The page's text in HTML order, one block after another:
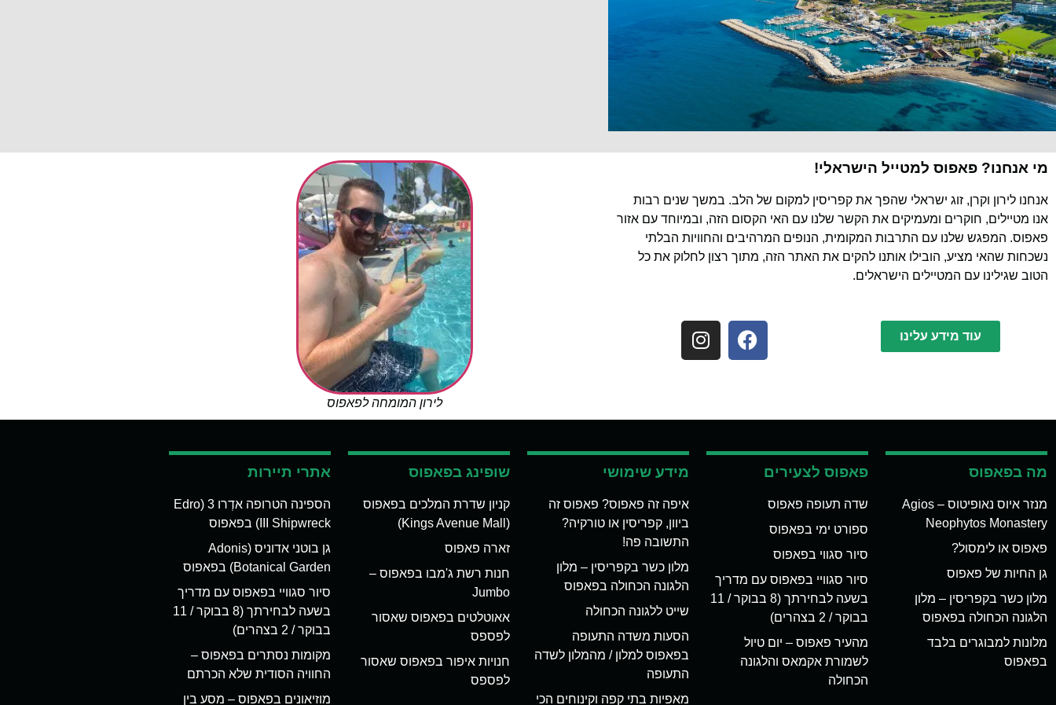
מי אנחנו? פאפוס למטייל הישראלי!
אנחנו לירון וקרן, זוג ישראלי שהפך את קפריסין למקום של הלב. במשך שנים רבות
אנו מטיילים, חוקרים ומעמיקים את הקשר שלנו עם האי הקסום הזה, ובמיוחד עם אזור
פאפוס. המפגש שלנו עם התרבות המקומית, הנופים המרהיבים והחוויות הבלתי
נשכחות שהאי מציע, הובילו אותנו להקים את האתר הזה, מתוך רצון לחלוק את כל
הטוב שגילינו עם המטיילים הישראלים.
עוד מידע עלינו
לירון המומחה לפאפוס
מה בפאפוס
מנזר איוס נאופיטוס – Agios
Neophytos Monastery
פאפוס או לימסול?
גן החיות של פאפוס
מלון כשר בקפריסין – מלון
הלגונה הכחולה בפאפוס
מלונות למבוגרים בלבד
בפאפוס
פאפוס לצעירים
שדה תעופה פאפוס
ספורט ימי בפאפוס
סיור סגווי בפאפוס
סיור סגוויי בפאפוס עם מדריך
בשעה לבחירתך (8 בבוקר / 11
בבוקר / 2 בצהרים)
מהעיר פאפוס – יום טיול
לשמורת אקמאס והלגונה
הכחולה
מידע שימושי
איפה זה פאפוס? פאפוס זה
ביוון, קפריסין או טורקיה?
התשובה פה!
מלון כשר בקפריסין – מלון
הלגונה הכחולה בפאפוס
שייט ללגונה הכחולה
הסעות משדה התעופה
בפאפוס למלון / מהמלון לשדה
התעופה
מאפיות בתי קפה וקינוחים הכי
שופינג בפאפוס
קניון שדרת המלכים בפאפוס
(Kings Avenue Mall)
זארה פאפוס
חנות רשת ג'מבו בפאפוס –
Jumbo
אאוטלטים בפאפוס שאסור
לפספס
חנויות איפור בפאפוס שאסור
לפספס
אתרי תיירות
הספינה הטרופה אדְרו 3 (Edro
III Shipwreck) בפאפוס
גן בוטני אדוניס (Adonis
Botanical Garden) בפאפוס
סיור סגוויי בפאפוס עם מדריך
בשעה לבחירתך (8 בבוקר / 11
בבוקר / 2 בצהרים)
מקומות נסתרים בפאפוס –
החוויה הסודית שלא הכרתם
מוזיאונים בפאפוס – מסע בין